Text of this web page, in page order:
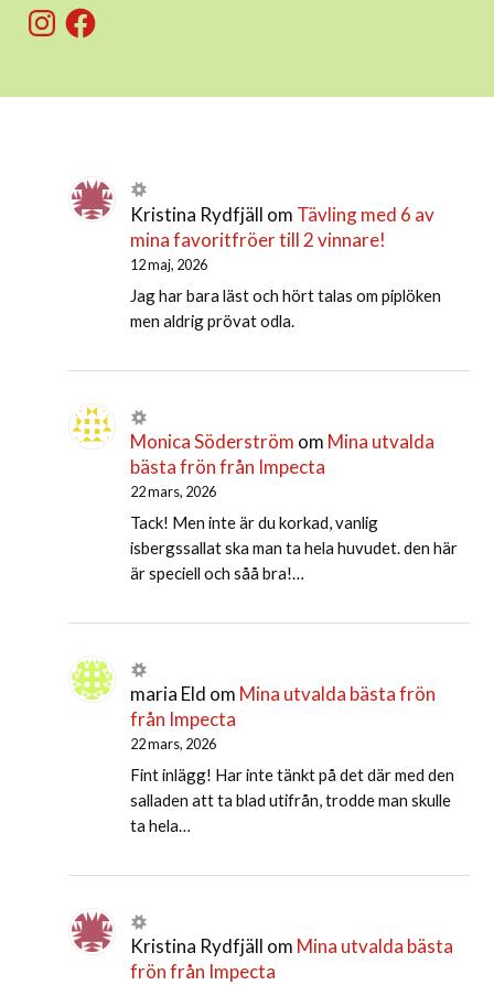
InstagramFacebook
Kristina Rydfjäll om Tävling med 6 av
mina favoritfröer till 2 vinnare!
12 maj, 2026
Jag har bara läst och hört talas om piplöken
men aldrig prövat odla.
Monica Söderström om Mina utvalda
bästa frön från Impecta
22 mars, 2026
Tack! Men inte är du korkad, vanlig
isbergssallat ska man ta hela huvudet. den här
är speciell och såå bra!…
maria Eld om Mina utvalda bästa frön
från Impecta
22 mars, 2026
Fint inlägg! Har inte tänkt på det där med den
salladen att ta blad utifrån, trodde man skulle
ta hela…
Kristina Rydfjäll om Mina utvalda bästa
frön från Impecta